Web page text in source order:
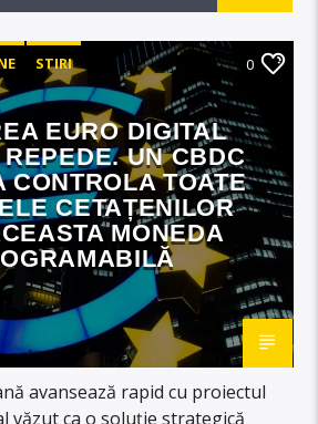
STIRI 0
EURO DIGITAL
UN CBDC
CONTROLA TOATE
CETAȚENILOR
MONEDA
avansează rapid cu proiectul
văzut ca o soluție strategică